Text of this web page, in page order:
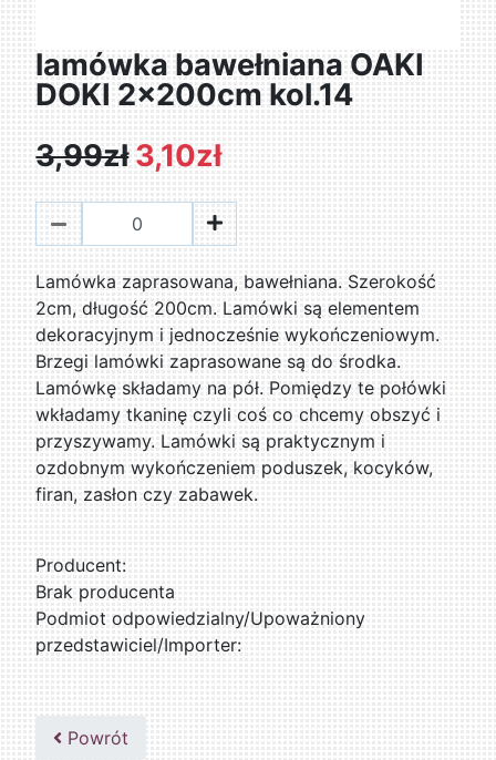
lamówka bawełniana OAKI
DOKI 2x200cm kol.14
3,99zł 3,10zł
Lamówka zaprasowana, bawełniana. Szerokość
2cm, długość 200cm. Lamówki są elementem
dekoracyjnym i jednocześnie wykończeniowym.
Brzegi lamówki zaprasowane są do środka.
Lamówkę składamy na pół. Pomiędzy te połówki
wkładamy tkaninę czyli coś co chcemy obszyć i
przyszywamy. Lamówki są praktycznym i
ozdobnym wykończeniem poduszek, kocyków,
firan, zasłon czy zabawek.
Producent:
Brak producenta
Podmiot odpowiedzialny/Upoważniony
przedstawiciel/Importer:
Powrót